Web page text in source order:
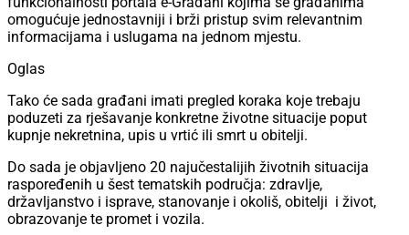
omogućuje jednostavniji i brži pristup svim relevantnim
informacijama i uslugama na jednom mjestu.
Oglas
Tako će sada građani imati pregled koraka koje trebaju
poduzeti za rješavanje konkretne životne situacije poput
kupnje nekretnina, upis u vrtić ili smrt u obitelji.
Do sada je objavljeno 20 najučestalijih životnih situacija
raspoređenih u šest tematskih područja: zdravlje,
državljanstvo i isprave, stanovanje i okoliš, obitelji i život,
obrazovanje te promet i vozila.